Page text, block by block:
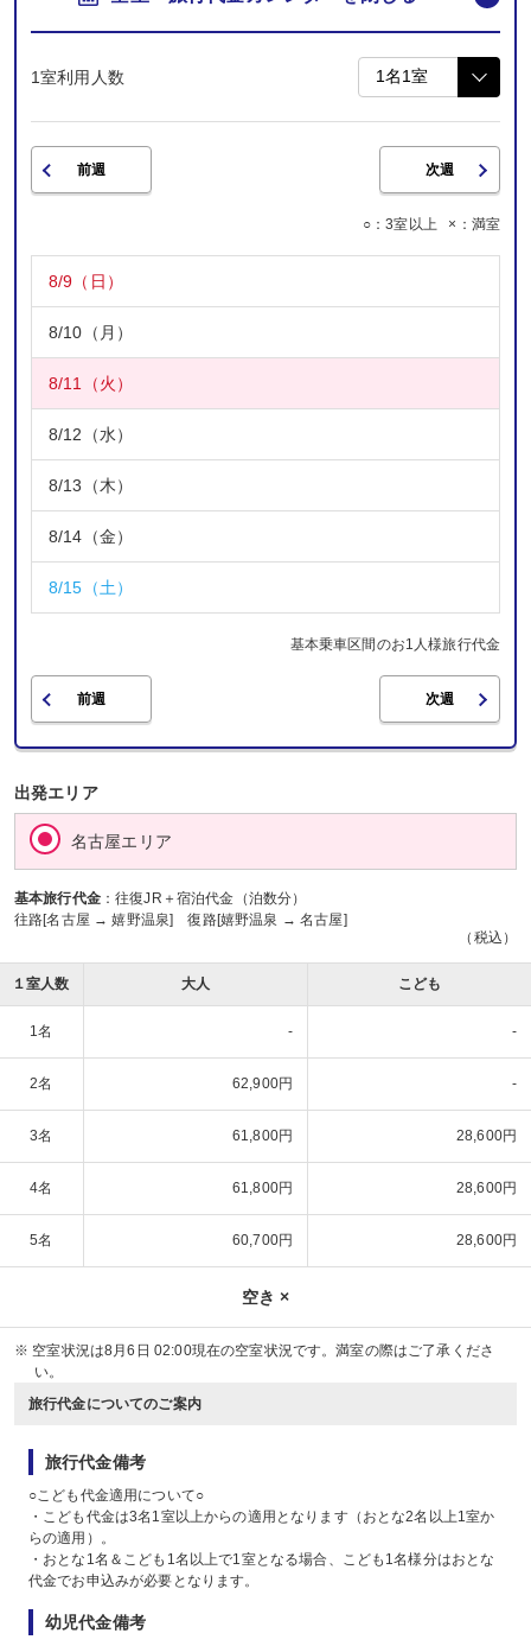
1室利用人数
前週 次週
○：3室以上 ×：満室
8/9（日）
8/10（月）
8/11（火）
8/12（水）
8/13（木）
8/14（金）
8/15（土）
基本乗車区間のお1人様旅行代金
前週 次週
出発エリア
名古屋エリア
基本旅行代金：往復JR＋宿泊代金（泊数分）
往路[名古屋 → 嬉野温泉] 復路[嬉野温泉 → 名古屋]
（税込）
１室人数 大人 こども
1名 - -
2名 62,900円 -
3名 61,800円 28,600円
4名 61,800円 28,600円
5名 60,700円 28,600円
空き ×
※ 空室状況は8月6日 02:00現在の空室状況です。満室の際はご了承くださ
い。
旅行代金についてのご案内
旅行代金備考
○こども代金適用について○
・こども代金は3名1室以上からの適用となります（おとな2名以上1室か
らの適用）。
・おとな1名＆こども1名以上で1室となる場合、こども1名様分はおとな
代金でお申込みが必要となります。
幼児代金備考